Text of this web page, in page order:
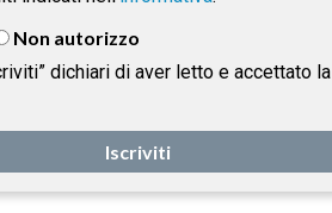
limiti della modificabilità della
nel corso del processo. La
giurisprudenziale degli ultimi
“Formulario commentato del nuovo
Non autorizzo
dichiari di aver letto e accettato la
Iscriviti